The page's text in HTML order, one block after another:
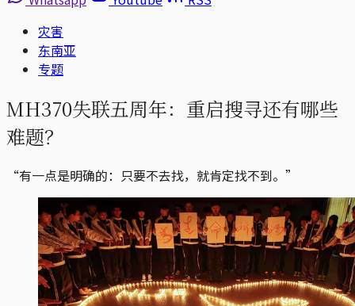
灾害
东南亚
专题
MH370失联五周年：重启搜寻还有哪些
难题？
“有一点是明确的：只要不去找，就肯定找不到。”